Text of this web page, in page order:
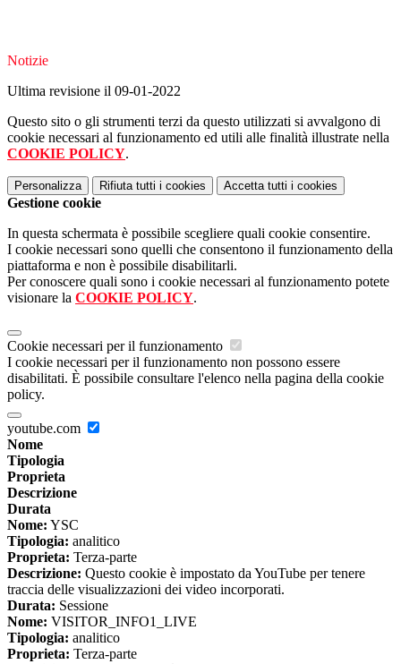
Notizie
Ultima revisione il 09-01-2022
Questo sito o gli strumenti terzi da questo utilizzati si avvalgono di
cookie necessari al funzionamento ed utili alle finalità illustrate nella
COOKIE POLICY.
Personalizza Rifiuta tutti i cookies Accetta tutti i cookies
Gestione cookie
In questa schermata è possibile scegliere quali cookie consentire.
I cookie necessari sono quelli che consentono il funzionamento della
piattaforma e non è possibile disabilitarli.
Per conoscere quali sono i cookie necessari al funzionamento potete
visionare la COOKIE POLICY.
Cookie necessari per il funzionamento
I cookie necessari per il funzionamento non possono essere
disabilitati. È possibile consultare l'elenco nella pagina della cookie
policy.
youtube.com
Nome
Tipologia
Proprieta
Descrizione
Durata
Nome: YSC
Tipologia: analitico
Proprieta: Terza-parte
Descrizione: Questo cookie è impostato da YouTube per tenere
traccia delle visualizzazioni dei video incorporati.
Durata: Sessione
Nome: VISITOR_INFO1_LIVE
Tipologia: analitico
Proprieta: Terza-parte